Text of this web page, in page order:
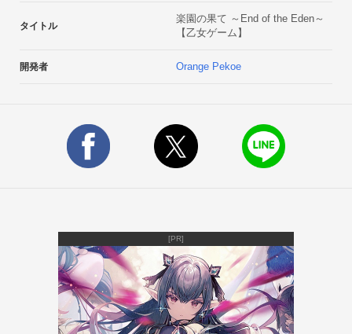
来ます。
注意：ゲーム内の言語は日本語のみです。
タイトル
楽園の果て ～End of the Eden～
【乙女ゲーム】
開発者 Orange Pekoe
[PR]